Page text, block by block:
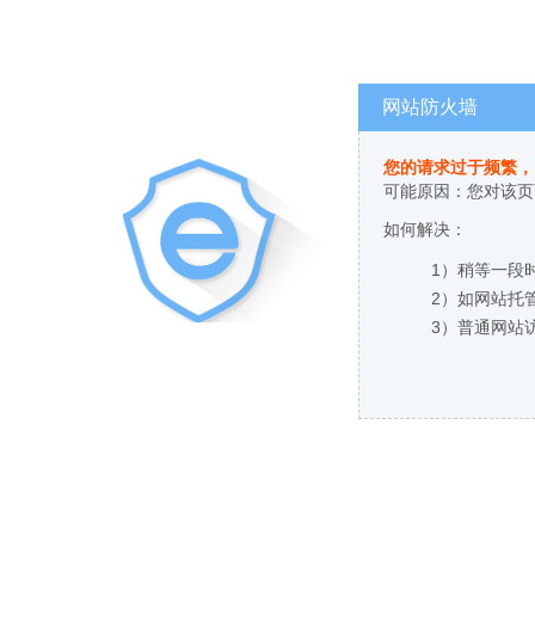
网站防火墙
您的请求过于频繁
可能原因：您对该
如何解决：
1）稍等一段
2）如网站托
3）普通网站